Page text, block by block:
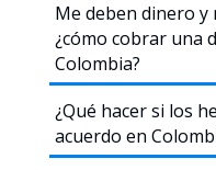
Me deben dinero y
¿cómo cobrar una
Colombia?
¿Qué hacer si los
acuerdo en